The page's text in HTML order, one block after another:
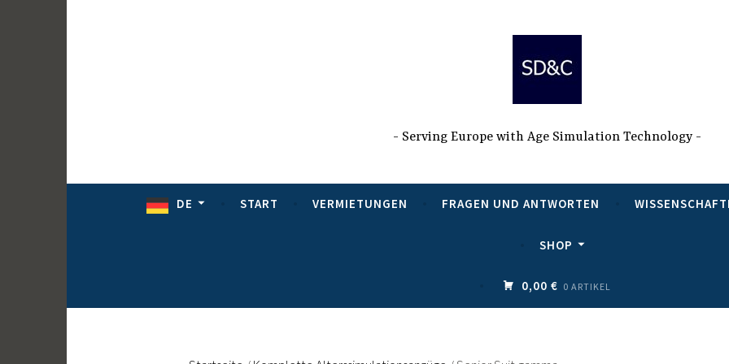
Serving Europe with Age Simulation Technology
DE START VERMIETUNGEN FRAGEN UND ANTWORTEN
SHOP
0,00 € 0 ARTIKEL